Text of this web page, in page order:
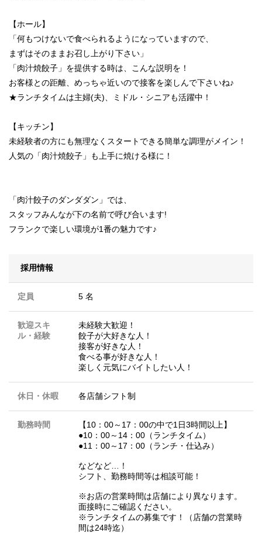
【ホール】
「何もつけないで食べられるようになっていますので、
まずはそのままお召し上がり下さい」
「肉汁焼餃子」を提供する時は、こんな説明を！
お客様との距離、めっちゃ近いので接客を楽しんで下さいね♪
★ランチタイムは主婦(夫)、ミドル・シニアも活躍中！
【キッチン】
未経験者の方にも無理なくスタートできる簡単な調理がメイン！
人気の「肉汁焼餃子」も上手に焼ける様に！
「肉汁餃子のダンダダン」では、
スタッフみんなが下の名前で呼び合います!
フランクで楽しい環境が1番の魅力です♪
採用情報
定員 5 名
歓迎スキ
ル・経験
未経験大歓迎！
餃子が大好きな人！
接客が好きな人！
食べる事が好きな人！
楽しく元気にバイトしたい人！
休日・休暇 各店舗シフト制
勤務時間
【10：00～17：00の中で1日3時間以上】
●10：00～14：00（ランチタイム）
●11：00～17：00（ランチ・仕込み）
などなど…！
シフト、勤務時間等は相談可能！
※お店の営業時間は店舗により異なります。
面接時にご確認ください。
※ランチタイムの募集です！（店舗の営業時
間は24時迄）